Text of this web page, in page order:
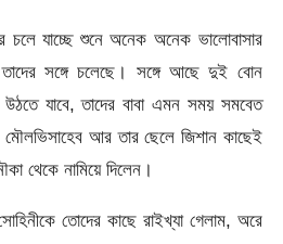
চলে যাচ্ছে শুনে অনেক অনেক ভালোবাসার
সঙ্গে চলেছে। সঙ্গে আছে দুই বোন
যাবে, তাদের বাবা এমন সময় সমবেত
মৌলভিসাহেব আর তার ছেলে জিশান কাছেই
থেকে নামিয়ে দিলেন।
তোদের কাছে রাইখ্যা গেলাম, অরে